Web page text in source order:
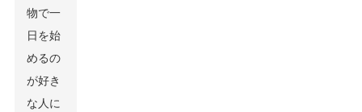
物で一
日を始
めるの
が好き
な人に